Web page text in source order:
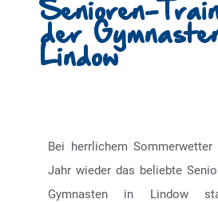
Senioren-
der
Lindow
Bei herrlichem
Jahr wieder das beliebte
Gymnasten in Lindow